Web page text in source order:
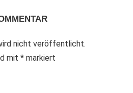
nicht veröffentlicht.
mit * markiert